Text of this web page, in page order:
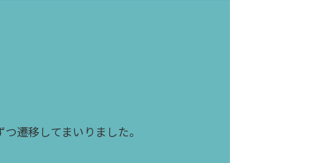
遷移してまいりました。